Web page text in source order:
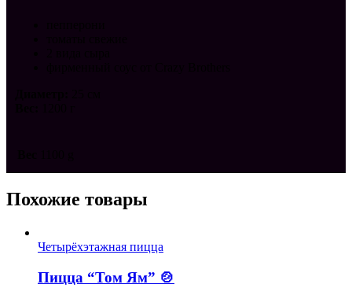
Похожие товары
Четырёхэтажная пицца
Пицца “Том Ям” 🍲